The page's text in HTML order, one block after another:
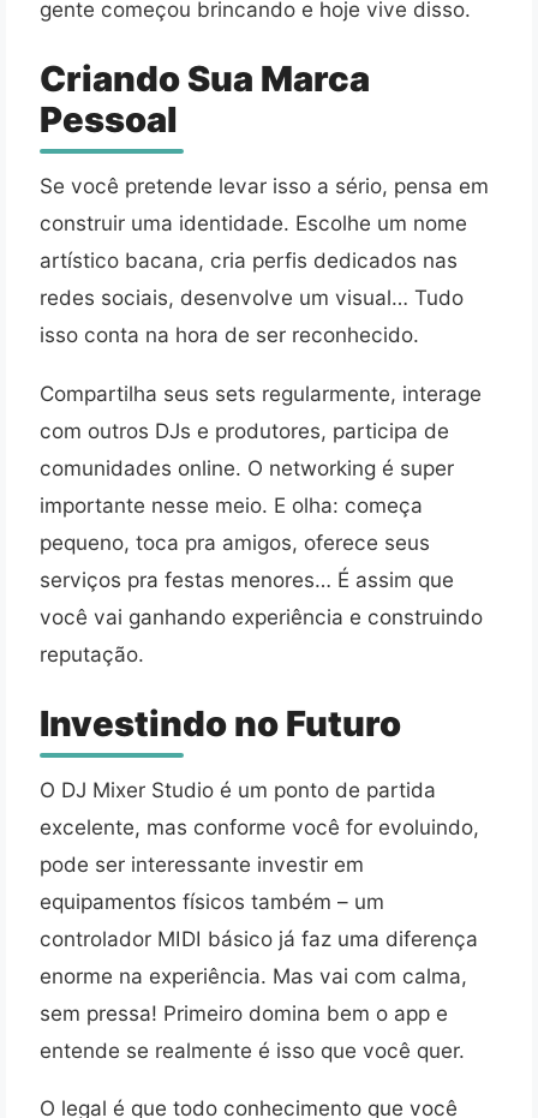
gente começou brincando e hoje vive disso.
Criando Sua Marca
Pessoal
Se você pretende levar isso a sério, pensa em
construir uma identidade. Escolhe um nome
artístico bacana, cria perfis dedicados nas
redes sociais, desenvolve um visual… Tudo
isso conta na hora de ser reconhecido.
Compartilha seus sets regularmente, interage
com outros DJs e produtores, participa de
comunidades online. O networking é super
importante nesse meio. E olha: começa
pequeno, toca pra amigos, oferece seus
serviços pra festas menores… É assim que
você vai ganhando experiência e construindo
reputação.
Investindo no Futuro
O DJ Mixer Studio é um ponto de partida
excelente, mas conforme você for evoluindo,
pode ser interessante investir em
equipamentos físicos também – um
controlador MIDI básico já faz uma diferença
enorme na experiência. Mas vai com calma,
sem pressa! Primeiro domina bem o app e
entende se realmente é isso que você quer.
O legal é que todo conhecimento que você